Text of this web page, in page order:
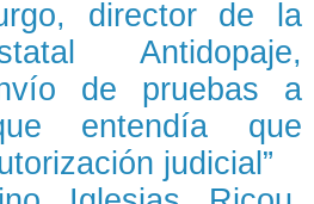
director de la
Antidopaje,
de pruebas a
entendía que
judicial”